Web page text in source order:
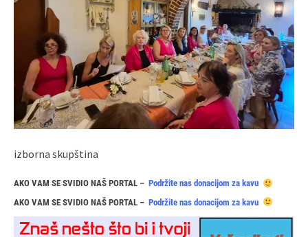
izborna skupština
AKO VAM SE SVIDIO NAŠ PORTAL – Podržite nas donacijom za kavu
AKO VAM SE SVIDIO NAŠ PORTAL – Podržite nas donacijom za kavu